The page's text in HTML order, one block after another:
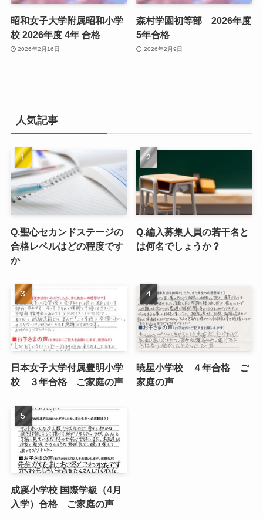
昭和女子大学附属昭和小学
校 2026年度 4年 合格
2026年2月16日
森村学園初等部 2026年度
5年合格
2026年2月9日
人気記事
Q.聖心セカンドステージの
合格レベルはどの程度です
か
Q.編入募集人員の若干名と
は何名でしょうか？
日本女子大学付属豊明小学
校 ３年合格 ご家庭の声
暁星小学校 ４年合格 ご
家庭の声
成蹊小学校 国際学級（4月
入学）合格 ご家庭の声